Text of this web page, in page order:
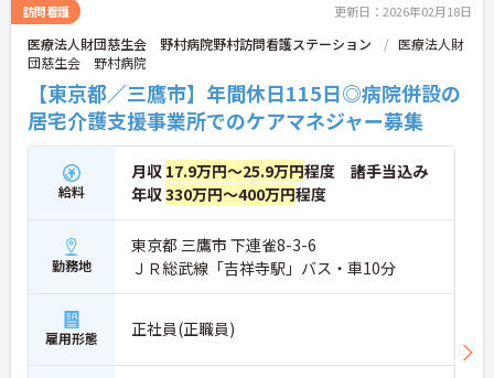
訪問看護 更新日：2026年02月18日
医療法人財団慈生会 野村病院野村訪問看護ステーション
医療法人財
団慈生会 野村病院
【東京都／三鷹市】年間休日115日◎病院併設の
居宅介護支援事業所でのケアマネジャー募集
給料
月収 17.9万円～25.9万円程度 諸手当込み
年収330万円～400万円程度
勤務地
東京都 三鷹市 下連雀8-3-6
ＪＲ総武線「吉祥寺駅」バス・車10分
雇用形態 正社員(正職員)